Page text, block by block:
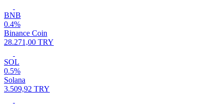
BNB
0.4%
Binance Coin
28.271,00 TRY
SOL
0.5%
Solana
3.509,92 TRY